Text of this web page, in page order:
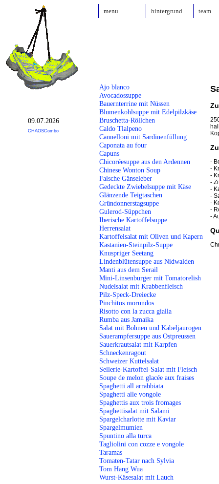
-
-
-
-
-
-
-
-
-
Ajo blanco
Avocadossuppe
Bauernterrine mit Nüssen
Blumenkohlsuppe mit Edelpilzkäse
Bruschetta-Röllchen
Caldo Tlalpeno
Cannelloni mit Sardinenfüllung
Caponata au four
Capuns
Chicoréesuppe aus den Ardennen
Chinese Wonton Soup
Falsche Gänseleber
Gedeckte Zwiebelsuppe mit Käse
Glänzende Teigtaschen
Gründonnerstagsuppe
Gulerod-Süppchen
Iberische Kartoffelsuppe
Herrensalat
Kartoffelsalat mit Oliven und Kapern
Kastanien-Steinpilz-Suppe
Knuspriger Seetang
Lindenblütensuppe aus Nidwalden
Manti aus dem Serail
Mini-Linsenburger mit Tomatorelish
Nudelsalat mit Krabbenfleisch
Pilz-Speck-Dreiecke
Pinchitos morundos
Risotto con la zucca gialla
Rumba aus Jamaika
Salat mit Bohnen und Kabeljaurogen
Sauerampfersuppe aus Ostpreussen
Sauerkrautsalat mit Karpfen
Schneckenragout
Schweizer Kuttelsalat
Sellerie-Kartoffel-Salat mit Fleisch
Soupe de melon glacée aux fraises
Spaghetti all arrabbiata
Spaghetti alle vongole
Spaghettis aux trois fromages
Spaghettisalat mit Salami
Spargelcharlotte mit Kaviar
Spargelmumien
Spuntino alla turca
Tagliolini con cozze e vongole
Taramas
Tomaten-Tatar nach Sylvia
Tom Hang Wua
Wurst-Käsesalat mit Lauch
09.07.2026
CHAOSCombo
menu hintergrund team